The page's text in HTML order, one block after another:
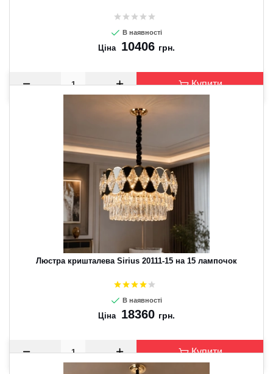
В наявності
Ціна 10406 грн.
Купити
Люстра кришталева Sirius 20111-15 на 15 лампочок
В наявності
Ціна 18360 грн.
Купити